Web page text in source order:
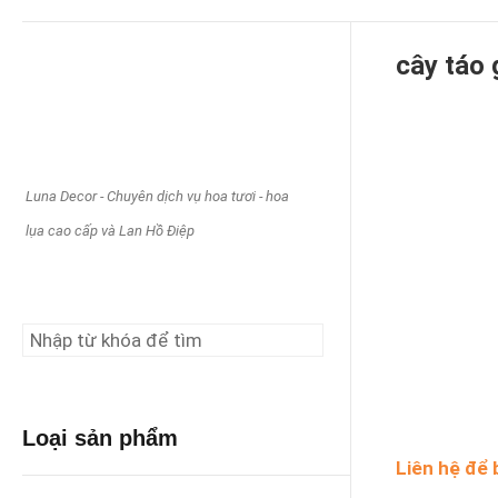
Luna Decor - Chuyên dịch vụ hoa tươi - hoa
lụa cao cấp và Lan Hồ Điệp
Loại sản phẩm
cây táo
Liên hệ để